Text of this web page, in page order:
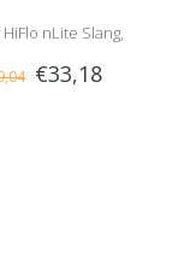
nLite Slang,
Compleet
€33,18